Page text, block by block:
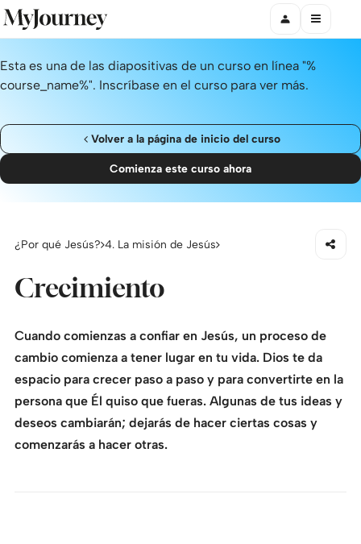
Esta es una de las diapositivas de un curso en línea "%
course_name%". Inscríbase en el curso para ver más.
Volver a la página de inicio del curso
Comienza este curso ahora
¿Por qué Jesús? 4. La misión de Jesús
Crecimiento
Cuando comienzas a confiar en Jesús, un proceso de
cambio comienza a tener lugar en tu vida. Dios te da
espacio para crecer paso a paso y para convertirte en la
persona que Él quiso que fueras. Algunas de tus ideas y
deseos cambiarán; dejarás de hacer ciertas cosas y
comenzarás a hacer otras.